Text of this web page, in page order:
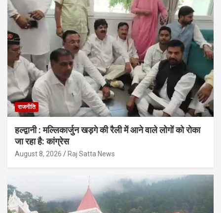
राजनीति
हल्द्वानी : मल्लिकार्जुन खड़गे की रैली में आने वाले लोगों को रोका
जा रहा है: कांग्रेस
August 8, 2026 Raj Satta News